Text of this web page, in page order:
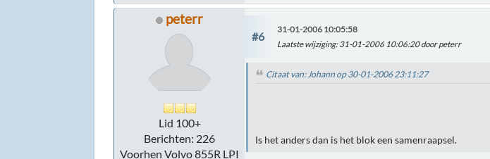
peterr
Lid 100+
Berichten: 226
Voorhen Volvo 855R LPI
#6
31-01-2006 10:05:58
Laatste wijziging: 31-01-2006 10:06:20 door peterr
Citaat van: Johann op 30-01-2006 23:11:27
Is het anders dan is het blok een samenraapsel.